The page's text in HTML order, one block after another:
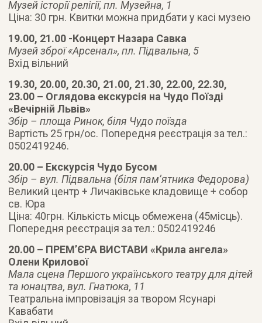
Музей історії релігії, пл. Музейна, 1
Ціна: 30 грн. Квитки можна придбати у касі музею
19.00, 21.00 -Концерт Назара Савка
Музей зброї «Арсенал», пл. Підвальна, 5
Вхід вільний
19.30, 20.00, 20.30, 21.00, 21.30, 22.00, 22.30,
23.00 – Оглядова екскурсія на Чудо Поїзді
«Вечірній Львів»
Збір – площа Ринок, біля Чудо поїзда
Вартість 25 грн/ос. Попередня реєстрація за тел.:
0502419246.
20.00 – Екскурсія Чудо Бусом
Збір – вул. Підвальна (біля пам’ятника Федорова)
Великий центр + Личаківське кладовище + собор
св. Юра
Ціна: 40грн. Кількість місць обмежена (45місць).
Попередня реєстрація за тел.: 0502419246
20.00 – ПРЕМ’ЄРА ВИСТАВИ «Крила ангела»
Олени Крилової
Мала сцена Першого українського театру для дітей
та юнацтва, вул. Гнатюка, 11
Театральна імпровізація за твором Ясунарі
Кавабати